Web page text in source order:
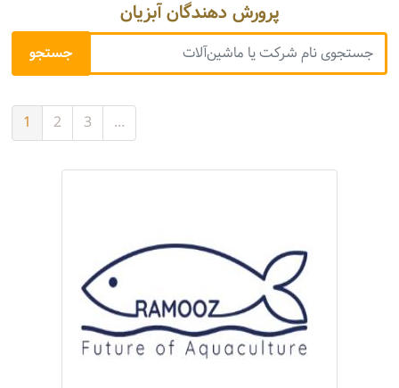
پرورش دهندگان آبزیان
1 2 3 ...